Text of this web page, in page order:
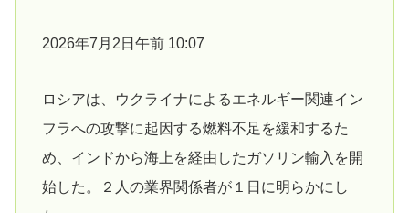
2026年7月2日午前 10:07
ロシアは、ウクライナによるエネルギー関連イン
フラへの攻撃に起因する燃料不足を緩和するた
め、インドから海上を経由したガソリン輸入を開
始した。２人の‌業界関係者が１日に明らかにし